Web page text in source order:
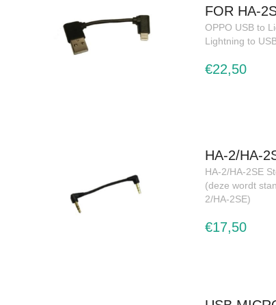
FOR HA-
OPPO USB to
Lightning to
€22,50
HA-2/HA-
HA-2/HA-2SE
(deze wordt
2/HA-2SE)
€17,50